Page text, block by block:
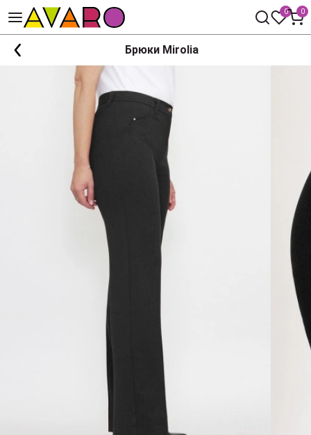
0 0
Брюки Mirolia